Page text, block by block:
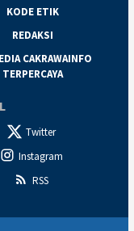
KODE ETIK
REDAKSI
CAKRAWAINFO
TERPERCAYA
Twitter
Instagram
RSS